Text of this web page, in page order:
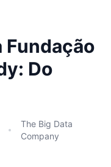
Do
The Big Data
Company